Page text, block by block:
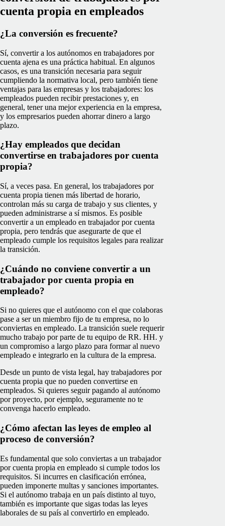
cuenta propia en empleados
¿La conversión es frecuente?
Sí, convertir a los autónomos en trabajadores por
cuenta ajena es una práctica habitual. En algunos
casos, es una transición necesaria para seguir
cumpliendo la normativa local, pero también tiene
ventajas para las empresas y los trabajadores: los
empleados pueden recibir prestaciones y, en
general, tener una mejor experiencia en la empresa,
y los empresarios pueden ahorrar dinero a largo
plazo.
¿Hay empleados que decidan
convertirse en trabajadores por cuenta
propia?
Sí, a veces pasa. En general, los trabajadores por
cuenta propia tienen más libertad de horario,
controlan más su carga de trabajo y sus clientes, y
pueden administrarse a sí mismos. Es posible
convertir a un empleado en trabajador por cuenta
propia, pero tendrás que asegurarte de que el
empleado cumple los requisitos legales para realizar
la transición.
¿Cuándo no conviene convertir a un
trabajador por cuenta propia en
empleado?
Si no quieres que el autónomo con el que colaboras
pase a ser un miembro fijo de tu empresa, no lo
conviertas en empleado. La transición suele requerir
mucho trabajo por parte de tu equipo de RR. HH. y
un compromiso a largo plazo para formar al nuevo
empleado e integrarlo en la cultura de la empresa.
Desde un punto de vista legal, hay trabajadores por
cuenta propia que no pueden convertirse en
empleados. Si quieres seguir pagando al autónomo
por proyecto, por ejemplo, seguramente no te
convenga hacerlo empleado.
¿Cómo afectan las leyes de empleo al
proceso de conversión?
Es fundamental que solo conviertas a un trabajador
por cuenta propia en empleado si cumple todos los
requisitos. Si incurres en clasificación errónea,
pueden imponerte multas y sanciones importantes.
Si el autónomo trabaja en un país distinto al tuyo,
también es importante que sigas todas las leyes
laborales de su país al convertirlo en empleado.